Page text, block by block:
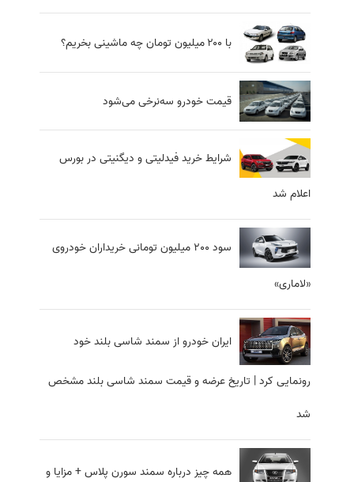
با ۲۰۰ میلیون تومان چه ماشینی بخریم؟
قیمت خودرو سه‌نرخی می‌شود
شرایط خرید فیدلیتی و دیگنیتی در بورس
اعلام شد
سود 200 میلیون تومانی خریداران خودروی
«لاماری»
ایران خودرو از سمند شاسی بلند خود
رونمایی کرد | تاریخ عرضه و قیمت سمند شاسی بلند مشخص
شد
همه چیز درباره سمند سورن پلاس + مزایا و